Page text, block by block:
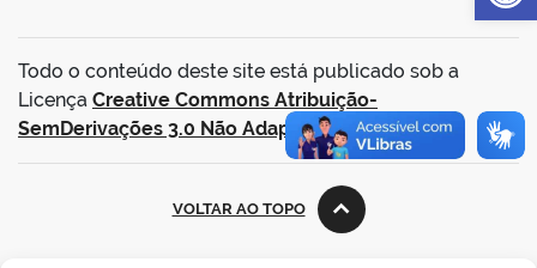
Todo o conteúdo deste site está publicado sob a
Licença Creative Commons Atribuição-
SemDerivações 3.0 Não Adaptada.
VOLTAR AO TOPO